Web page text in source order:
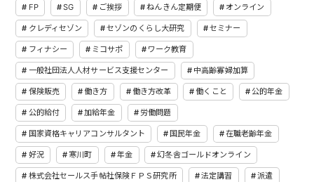
FP SG ご挨拶 ねんきん定期便 オンライン
クレディセゾン セゾンのくらし大研究 セミナー
フィナシー ミコサポ ワーク教育
一般社団法人人材サービス支援センター 中高齢寡婦加算
保険販売 働き方 働き方改革 働くこと 公的年金
公的給付 加給年金 労働問題
国家資格キャリアコンサルタント 国民年金 在職老齢年金
好況 寒川町 年金 幻冬舎ゴールドオンライン
株式会社セールス手帖社保険ＦＰＳ研究所 法定講習 派遣